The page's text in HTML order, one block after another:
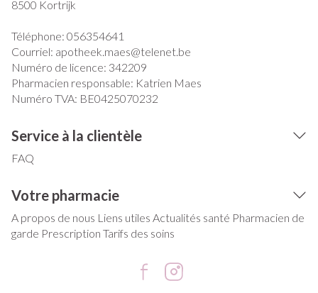
8500 Kortrijk
Téléphone: 056354641
Courriel: apotheek.maes@telenet.be
Numéro de licence: 342209
Pharmacien responsable: Katrien Maes
Numéro TVA: BE0425070232
Service à la clientèle
FAQ
Votre pharmacie
A propos de nous Liens utiles Actualités santé Pharmacien de
garde Prescription Tarifs des soins